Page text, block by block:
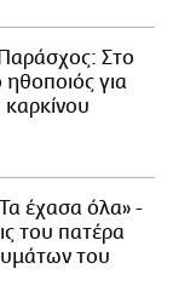
Στο
για
έχασα όλα» -
του πατέρα
του